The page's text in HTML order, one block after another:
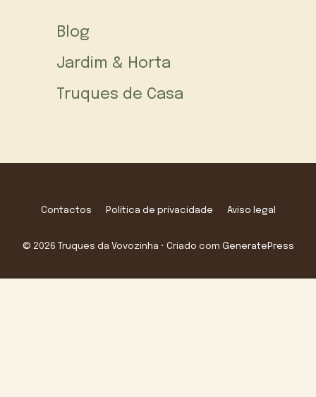
Blog
Jardim & Horta
Truques de Casa
Contactos Política de privacidade Aviso legal
© 2026 Truques da Vovozinha • Criado com GeneratePress